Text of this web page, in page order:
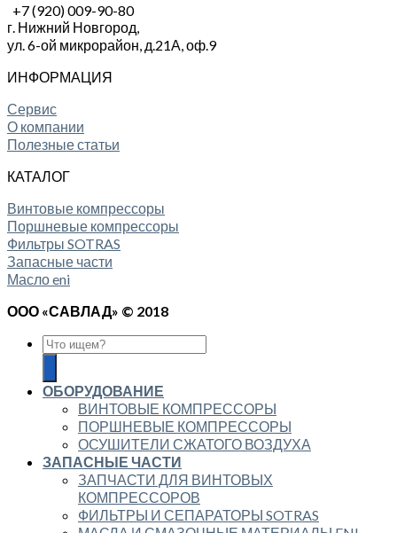
+7 (920) 009-90-80
г. Нижний Новгород,
ул. 6-ой микрорайон, д.21А, оф.9
ИНФОРМАЦИЯ
Сервис
О компании
Полезные статьи
КАТАЛОГ
Винтовые компрессоры
Поршневые компрессоры
Фильтры SOTRAS
Запасные части
Масло eni
ООО «САВЛАД» © 2018
ОБОРУДОВАНИЕ
ВИНТОВЫЕ КОМПРЕССОРЫ
ПОРШНЕВЫЕ КОМПРЕССОРЫ
ОСУШИТЕЛИ СЖАТОГО ВОЗДУХА
ЗАПАСНЫЕ ЧАСТИ
ЗАПЧАСТИ ДЛЯ ВИНТОВЫХ
КОМПРЕССОРОВ
ФИЛЬТРЫ И СЕПАРАТОРЫ SOTRAS